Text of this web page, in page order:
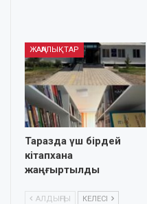
ЖАҢАЛЫҚТАР
Таразда үш бірдей
кітапхана
жаңғыртылды
АЛДЫҢҒЫ КЕЛЕСІ